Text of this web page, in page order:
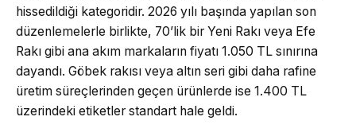
hissedildiği kategoridir. 2026 yılı başında yapılan son
düzenlemelerle birlikte, 70’lik bir Yeni Rakı veya Efe
Rakı gibi ana akım markaların fiyatı 1.050 TL sınırına
dayandı. Göbek rakısı veya altın seri gibi daha rafine
üretim süreçlerinden geçen ürünlerde ise 1.400 TL
üzerindeki etiketler standart hale geldi.